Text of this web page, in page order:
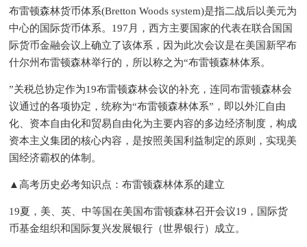
布雷顿森林货币体系(Bretton Woods system)是指二战后以美元为
中心的国际货币体系。197月，西方主要国家的代表在联合国国
际货币金融会议上确立了该体系，因为此次会议是在美国新罕布
什尔州布雷顿森林举行的，所以称之为“布雷顿森林体系。
”关税总协定作为19布雷顿森林会议的补充，连同布雷顿森林会
议通过的各项协定，统称为“布雷顿森林体系”，即以外汇自由
化、资本自由化和贸易自由化为主要内容的多边经济制度，构成
资本主义集团的核心内容，是按照美国利益制定的原则，实现美
国经济霸权的体制。
▲高考历史必考知识点：布雷顿森林体系的建立
19夏，美、英、中等国在美国布雷顿森林召开会议19，国际货
币基金组织和国际复兴发展银行（世界银行）成立。